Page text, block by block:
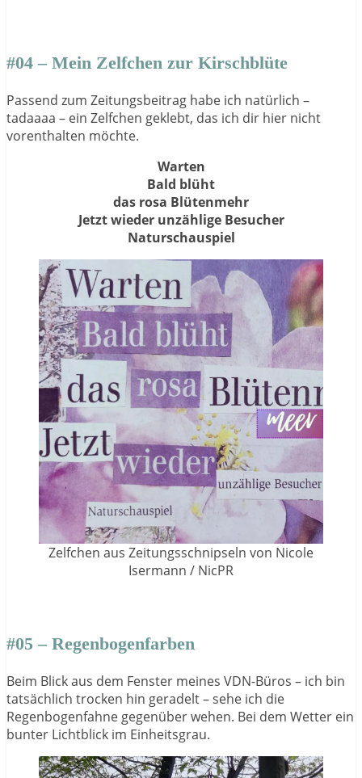
#04 – Mein Zelfchen zur Kirschblüte
Passend zum Zeitungsbeitrag habe ich natürlich –
tadaaaa – ein Zelfchen geklebt, das ich dir hier nicht
vorenthalten möchte.
Warten
Bald blüht
das rosa Blütenmehr
Jetzt wieder unzählige Besucher
Naturschauspiel
Zelfchen aus Zeitungsschnipseln von Nicole
Isermann / NicPR
#05 – Regenbogenfarben
Beim Blick aus dem Fenster meines VDN-Büros – ich bin
tatsächlich trocken hin geradelt – sehe ich die
Regenbogenfahne gegenüber wehen. Bei dem Wetter ein
bunter Lichtblick im Einheitsgrau.